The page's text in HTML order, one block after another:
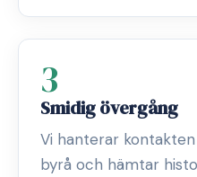
3
Smidig övergång
Vi hanterar
byrå och hämtar